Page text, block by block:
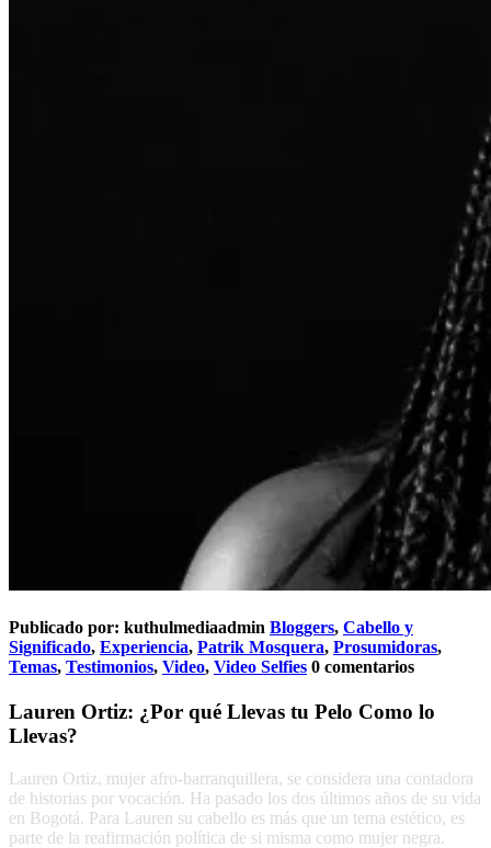
Publicado por: kuthulmediaadmin Bloggers, Cabello y
Significado, Experiencia, Patrik Mosquera, Prosumidoras,
Temas, Testimonios, Video, Video Selfies 0 comentarios
Lauren Ortiz: ¿Por qué Llevas tu Pelo Como lo
Llevas?
Lauren Ortiz, mujer afro-barranquillera, se considera una contadora
de historias por vocación. Ha pasado los dos últimos años de su vida
en Bogotá. Para Lauren su cabello es más que un tema estético, es
parte de la reafirmación política de si misma como mujer negra.